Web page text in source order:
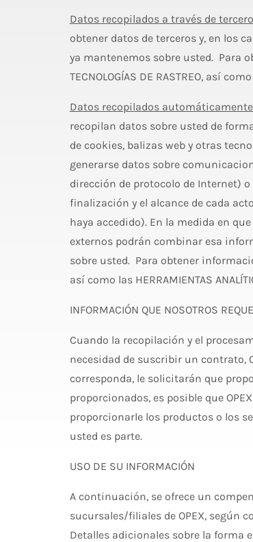
Datos recopilados a través de
obtener datos de terceros y, en los
ya mantenemos sobre usted. Para
TECNOLOGÍAS DE RASTREO, así
Datos recopilados
recopilan datos sobre usted de
de cookies, balizas web y otras
generarse datos sobre
dirección de protocolo de Internet)
finalización y el alcance de cada
haya accedido). En la medida en
externos podrán combinar esa
sobre usted. Para obtener
así como las HERRAMIENTAS
INFORMACIÓN QUE NOSOTROS
Cuando la recopilación y el
necesidad de suscribir un contrato,
corresponda, le solicitarán que
proporcionados, es posible que
proporcionarle los productos o los
usted es parte.
USO DE SU INFORMACIÓN
A continuación, se ofrece un
sucursales/filiales de OPEX, según
Detalles adicionales sobre la forma